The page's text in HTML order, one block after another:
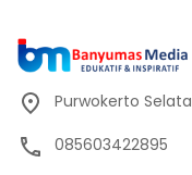
Purwokerto
085603422895